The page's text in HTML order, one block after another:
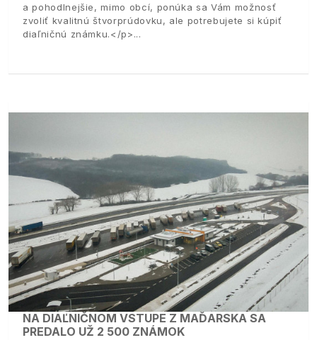
a pohodlnejšie, mimo obcí, ponúka sa Vám možnosť
zvoliť kvalitnú štvorprúdovku, ale potrebujete si kúpiť
diaľničnú známku.</p>
NA DIAĽNIČNOM VSTUPE Z MAĎARSKA SA
PREDALO UŽ 2 500 ZNÁMOK